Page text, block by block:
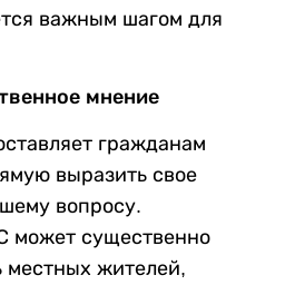
важным шагом для
мнение
гражданам
выразить свое
вопросу.
может существенно
местных жителей,